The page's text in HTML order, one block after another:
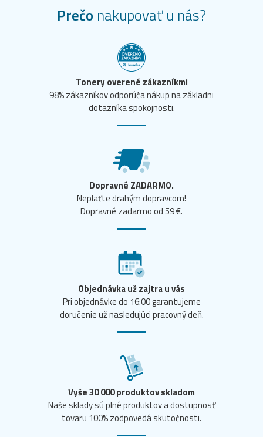
Prečo nakupovať u nás?
Tonery overené zákazníkmi
98% zákazníkov odporúča nákup na základni
dotazníka spokojnosti.
Dopravné ZADARMO.
Neplaťte drahým dopravcom!
Dopravné zadarmo od 59 €.
Objednávka už zajtra u vás
Pri objednávke do 16:00 garantujeme
doručenie už nasledujúci pracovný deň.
Vyše 30 000 produktov skladom
Naše sklady sú plné produktov a dostupnosť
tovaru 100% zodpovedá skutočnosti.